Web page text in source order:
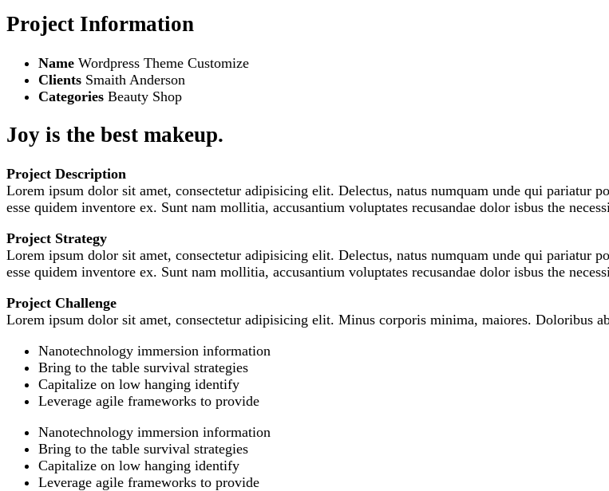
Project Information
Name Wordpress Theme Customize
Clients Smaith Anderson
Categories Beauty Shop
Joy is the best makeup.
Project Description
Lorem ipsum dolor sit amet, consectetur adipisicing elit. Delectus, natus numquam unde qui pariatur
esse quidem inventore ex. Sunt nam mollitia, accusantium voluptates recusandae dolor isbus the
Project Strategy
Lorem ipsum dolor sit amet, consectetur adipisicing elit. Delectus, natus numquam unde qui pariatur
esse quidem inventore ex. Sunt nam mollitia, accusantium voluptates recusandae dolor isbus the
Project Challenge
Lorem ipsum dolor sit amet, consectetur adipisicing elit. Minus corporis minima, maiores. Doloribus
Nanotechnology immersion information
Bring to the table survival strategies
Capitalize on low hanging identify
Leverage agile frameworks to provide
Nanotechnology immersion information
Bring to the table survival strategies
Capitalize on low hanging identify
Leverage agile frameworks to provide